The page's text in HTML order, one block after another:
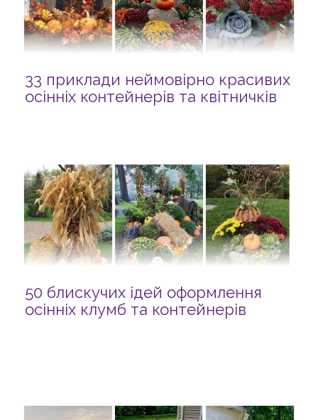
33 приклади неймовірно красивих
осінніх контейнерів та квітничків
50 блискучих ідей оформлення
осінніх клумб та контейнерів